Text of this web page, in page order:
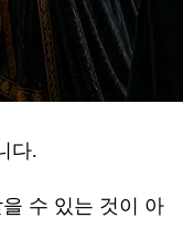
다.
수 있는 것이 아